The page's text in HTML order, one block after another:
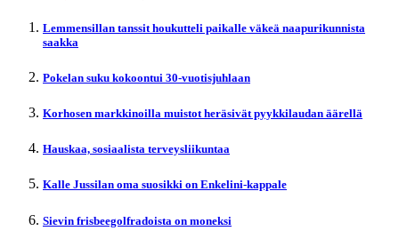
Lemmensillan tanssit houkutteli paikalle väkeä naapurikunnista
saakka
Pokelan suku kokoontui 30-vuotisjuhlaan
Korhosen markkinoilla muistot heräsivät pyykkilaudan äärellä
Hauskaa, sosiaalista terveysliikuntaa
Kalle Jussilan oma suosikki on Enkelini-kappale
Sievin frisbeegolfradoista on moneksi